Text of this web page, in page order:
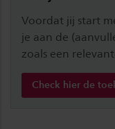
Voordat jij start
je aan de
zoals een
Check hier de